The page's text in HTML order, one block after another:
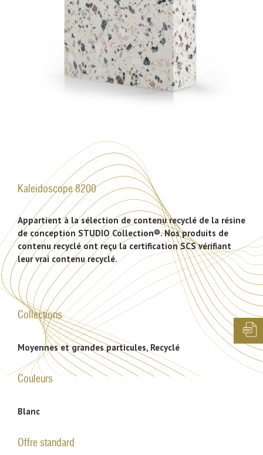
Kaleidoscope 8200
Appartient à la sélection de contenu recyclé de la résine
de conception STUDIO Collection®. Nos produits de
contenu recyclé ont reçu la certification SCS vérifiant
leur vrai contenu recyclé.
Collections
Moyennes et grandes particules, Recyclé
Couleurs
Blanc
Offre standard